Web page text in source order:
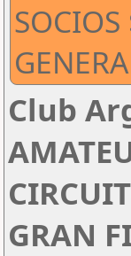
Club
GRAN